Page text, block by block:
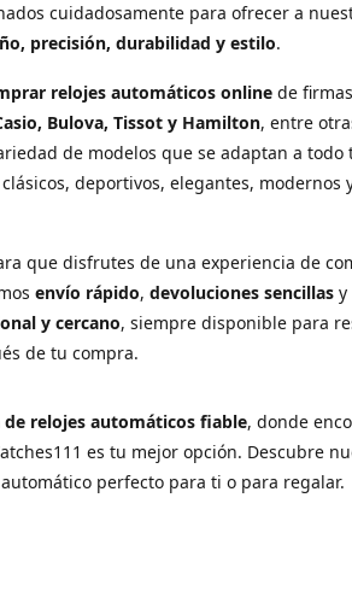
cuidadosamente para ofrecer a
precisión, durabilidad y estilo.
relojes automáticos online de
Bulova, Tissot y Hamilton, entre
de modelos que se adaptan a todo
deportivos, elegantes, modernos
que disfrutes de una experiencia de
envío rápido, devoluciones sencillas y
y cercano, siempre disponible para
de tu compra.
relojes automáticos fiable, donde
es tu mejor opción. Descubre
perfecto para ti o para regalar.